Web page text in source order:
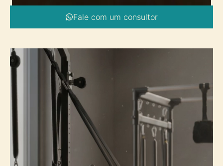
Fale com um consultor